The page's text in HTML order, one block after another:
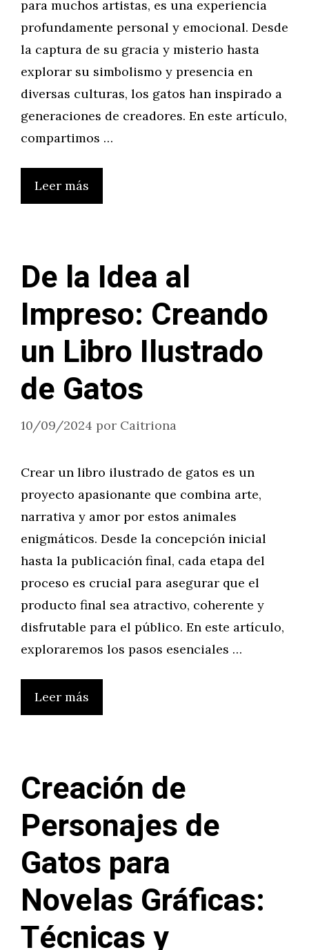
para muchos artistas, es una experiencia
profundamente personal y emocional. Desde
la captura de su gracia y misterio hasta
explorar su simbolismo y presencia en
diversas culturas, los gatos han inspirado a
generaciones de creadores. En este artículo,
compartimos …
Leer más
De la Idea al
Impreso: Creando
un Libro Ilustrado
de Gatos
10/09/2024 por Caitriona
Crear un libro ilustrado de gatos es un
proyecto apasionante que combina arte,
narrativa y amor por estos animales
enigmáticos. Desde la concepción inicial
hasta la publicación final, cada etapa del
proceso es crucial para asegurar que el
producto final sea atractivo, coherente y
disfrutable para el público. En este artículo,
exploraremos los pasos esenciales …
Leer más
Creación de
Personajes de
Gatos para
Novelas Gráficas:
Técnicas y